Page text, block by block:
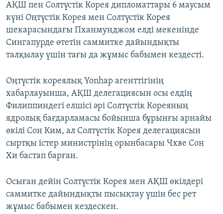
АҚШ пен Солтүстік Корея дипломаттары 6 маусым
күні Оңтүстік Корея мен Солтүстік Корея
шекарасындағы Пханмунджом елді мекенінде
Сингапурде өтетін саммитке дайындықты
талқылау үшін тағы да жұмыс бабымен кездесті.
Оңтүстік кореялық Yonhap агенттігінің
хабарлауынша, АҚШ делегациясын осы елдің
Филиппиндегі елшісі әрі Солтүстік Кореяның
ядролық бағдарламасы бойынша бұрынғы арнайы
өкілі Сон Ким, ал Солтүстік Корея делегациясын
сыртқы істер министрінің орынбасары Чхве Сон
Хи бастап барған.
Осыған дейін Солтүстік Корея мен АҚШ өкілдері
саммитке дайындықты пысықтау үшін бес рет
жұмыс бабымен кездескен.